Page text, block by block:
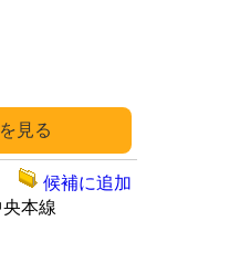
央本線
候補に追加